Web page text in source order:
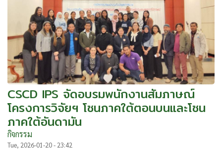
CSCD IPS จัดอบรมพนักงานสัมภาษณ์
โครงการวิจัยฯ โซนภาคใต้ตอนบนและโซน
ภาคใต้อันดามัน
กิจกรรม
Tue, 2026-01-20 - 23:42